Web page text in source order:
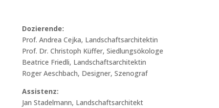
Dozierende:
Prof. Andrea Cejka, Landschaftsarchitektin
Prof. Dr. Christoph Küffer, Siedlungsökologe
Beatrice Friedli, Landschaftsarchitektin
Roger Aeschbach, Designer, Szenograf
Assistenz:
Jan Stadelmann, Landschaftsarchitekt